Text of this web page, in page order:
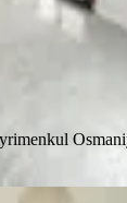
musa kaya